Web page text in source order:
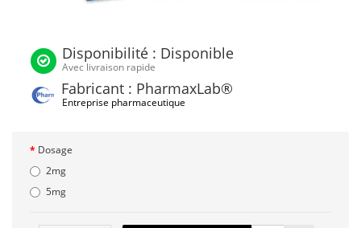
Disponibilité : Disponible
Avec livraison rapide
Fabricant : PharmaxLab®
Entreprise pharmaceutique
Dosage
2mg
5mg